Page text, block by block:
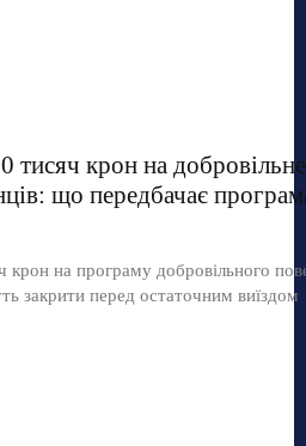
тисяч крон на добровільне
що передбачає
крон на програму добровільного
закрити перед остаточним виїздом